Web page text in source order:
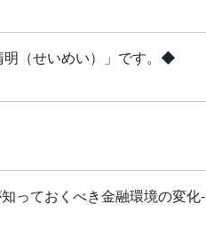
（せいめい）」です。◆
っておくべき金融環境の変化-